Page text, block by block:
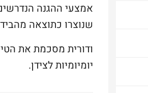
אמצעי ההגנה
שנוצרו כתוצאה
ודורית מסכמת את
יומיומיות לצידן.